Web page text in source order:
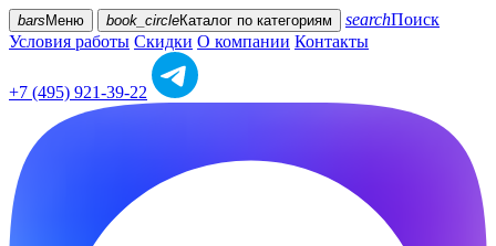
bars Меню book_circleКаталог по категориям searchПоиск
Условия работы Скидки О компании Контакты
+7 (495) 921-39-22